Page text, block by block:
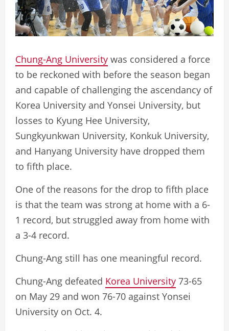
Chung-Ang University was considered a force
to be reckoned with before the season began
and capable of challenging the ascendancy of
Korea University and Yonsei University, but
losses to Kyung Hee University,
Sungkyunkwan University, Konkuk University,
and Hanyang University have dropped them
to fifth place.
One of the reasons for the drop to fifth place
is that the team was strong at home with a 6-
1 record, but struggled away from home with
a 3-4 record.
Chung-Ang still has one meaningful record.
Chung-Ang defeated Korea University 73-65
on May 29 and won 76-70 against Yonsei
University on Oct. 4.